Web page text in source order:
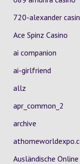
720-alexander
Ace Spinz Casino
ai companion
ai-girlfriend
allz
apr_common_2
archive
Ausländische